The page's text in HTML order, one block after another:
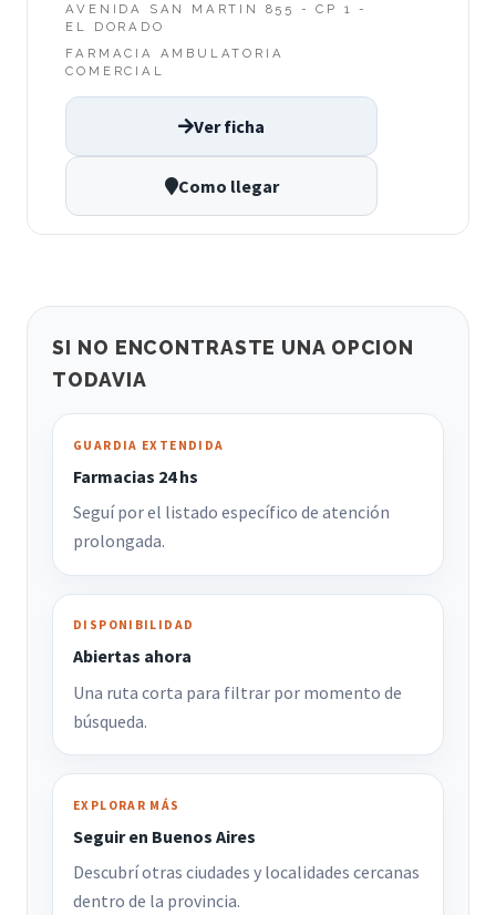
AVENIDA SAN MARTIN 855 - CP 1 -
EL DORADO
FARMACIA AMBULATORIA
COMERCIAL
Ver ficha
Como llegar
SI NO ENCONTRASTE UNA OPCION
TODAVIA
GUARDIA EXTENDIDA
Farmacias 24 hs
Seguí por el listado específico de atención
prolongada.
DISPONIBILIDAD
Abiertas ahora
Una ruta corta para filtrar por momento de
búsqueda.
EXPLORAR MÁS
Seguir en Buenos Aires
Descubrí otras ciudades y localidades cercanas
dentro de la provincia.